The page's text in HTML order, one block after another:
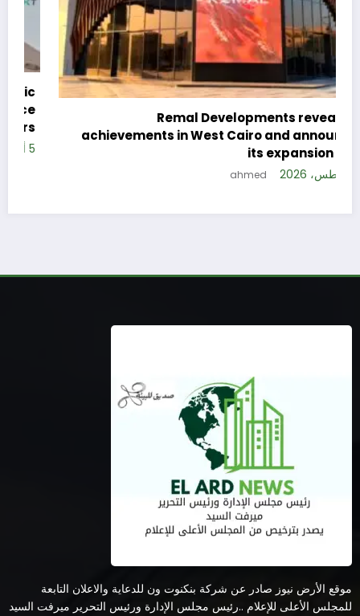
Remal Developments reveals its
achievements in West Cairo and announces
its expansion plan
5 أغسطس، 2026 ahmed
موقع الأرض نيوز صادر عن شركة بنكنوت ون للدعاية والاعلان التابعة
للمجلس الأعلى للإعلام ..رئيس مجلس الإدارة ورئيس التحرير ميرفت السيد